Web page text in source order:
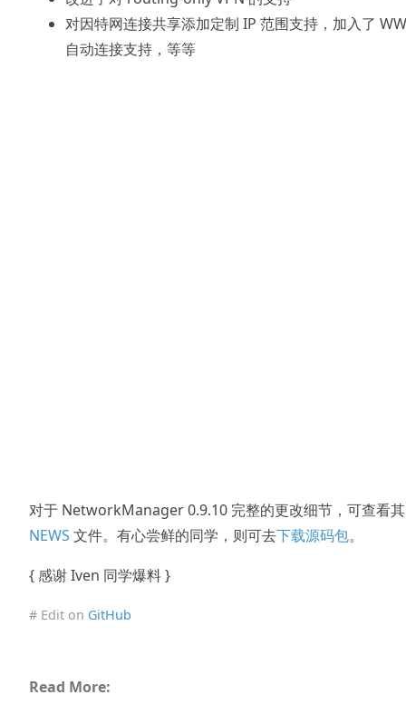
对因特网连接共享添加定制 IP 范围支持，加入了
自动连接支持，等等
对于 NetworkManager 0.9.10 完整的更改细节，可查看其
NEWS 文件。有心尝鲜的同学，则可去下载源码包。
{ 感谢 Iven 同学爆料 }
# Edit on GitHub
Read More: